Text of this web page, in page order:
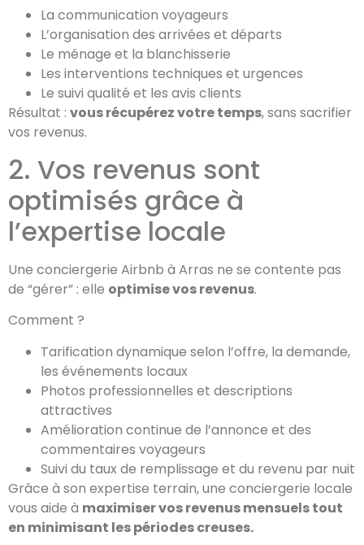
La communication voyageurs
L’organisation des arrivées et départs
Le ménage et la blanchisserie
Les interventions techniques et urgences
Le suivi qualité et les avis clients
Résultat : vous récupérez votre temps, sans sacrifier
vos revenus.
2. Vos revenus sont
optimisés grâce à
l’expertise locale
Une conciergerie Airbnb à Arras ne se contente pas
de “gérer” : elle optimise vos revenus.
Comment ?
Tarification dynamique selon l’offre, la demande,
les événements locaux
Photos professionnelles et descriptions
attractives
Amélioration continue de l’annonce et des
commentaires voyageurs
Suivi du taux de remplissage et du revenu par nuit
Grâce à son expertise terrain, une conciergerie locale
vous aide à maximiser vos revenus mensuels tout
en minimisant les périodes creuses.